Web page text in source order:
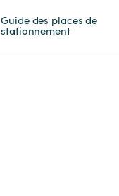
Guide des places de
stationnement